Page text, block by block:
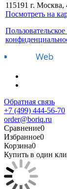
115191 г.
Посмотреть на
Обратная связь
+7 (499) 444-56-70
order@boriq.ru
Сравнение0
Избранное0
Корзина0
Купить в один